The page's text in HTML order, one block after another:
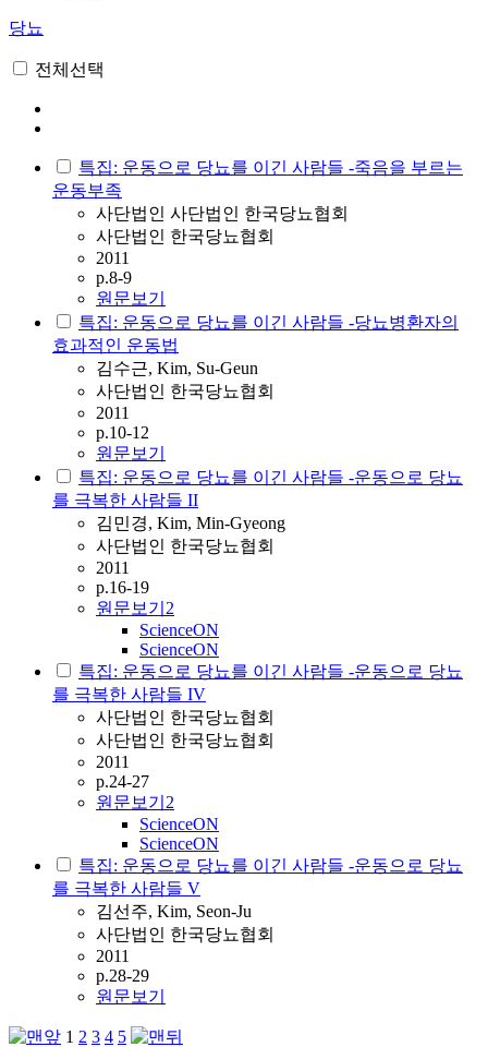
당뇨
전체선택
특집: 운동으로 당뇨를 이긴 사람들 -죽음을 부르는
운동부족
사단법인 사단법인 한국당뇨협회
사단법인 한국당뇨협회
2011
p.8-9
원문보기
특집: 운동으로 당뇨를 이긴 사람들 -당뇨병환자의
효과적인 운동법
김수근, Kim, Su-Geun
사단법인 한국당뇨협회
2011
p.10-12
원문보기
특집: 운동으로 당뇨를 이긴 사람들 -운동으로 당뇨
를 극복한 사람들 II
김민경, Kim, Min-Gyeong
사단법인 한국당뇨협회
2011
p.16-19
원문보기 2
ScienceON
ScienceON
특집: 운동으로 당뇨를 이긴 사람들 -운동으로 당뇨
를 극복한 사람들 IV
사단법인 한국당뇨협회
사단법인 한국당뇨협회
2011
p.24-27
원문보기 2
ScienceON
ScienceON
특집: 운동으로 당뇨를 이긴 사람들 -운동으로 당뇨
를 극복한 사람들 V
김선주, Kim, Seon-Ju
사단법인 한국당뇨협회
2011
p.28-29
원문보기
1 2 3 4 5